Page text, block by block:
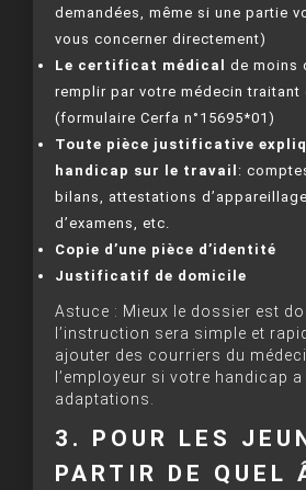
demandées, même si une partie
vous concerner directement)
Le certificat médical
de moins
remplir par votre médecin
(formulaire Cerfa n°15695*01)
Toute pièce justificative
handicap sur le travail :
bilans, attestations
d’examens, etc.
Copie d’une pièce d’identité
Justificatif de domicile
Astuce : Mieux le dossier est
l’instruction sera simple et
ajouter des courriers du
l’employeur si votre handicap
adaptations.
3. POUR LES
PARTIR DE QUEL